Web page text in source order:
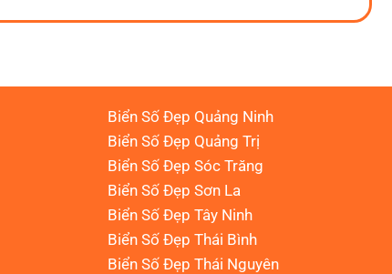
Biển Số Đẹp Quảng Ninh
Biển Số Đẹp Quảng Trị
Biển Số Đẹp Sóc Trăng
Biển Số Đẹp Sơn La
Biển Số Đẹp Tây Ninh
Biển Số Đẹp Thái Bình
Biển Số Đẹp Thái Nguyên